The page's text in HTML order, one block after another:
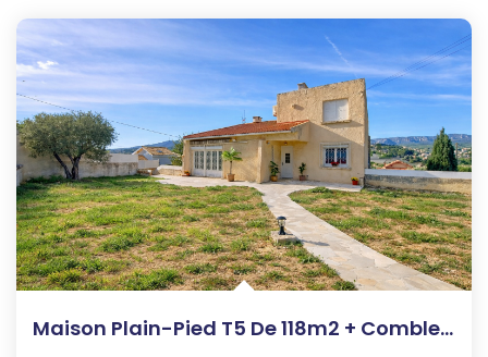
Nos Actualités
CONTACT
Maison Plain-Pied T5 De 118m2 + Combles Aménageables